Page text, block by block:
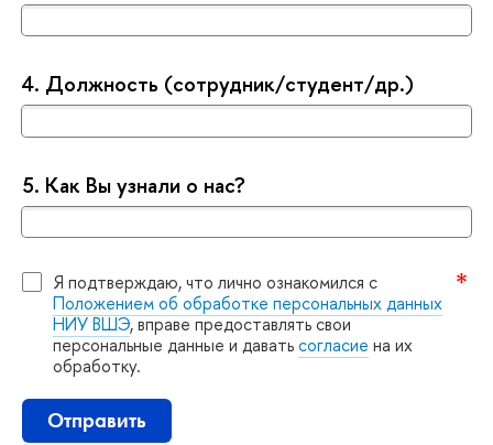
4. Должность (сотрудник/студент/др.)
5. Как Вы узнали о нас?
Я подтверждаю, что лично ознакомился с
Положением об обработке персональных данных
НИУ ВШЭ, вправе предоставлять свои
персональные данные и даватьсогласие на их
обработку.
Отправить